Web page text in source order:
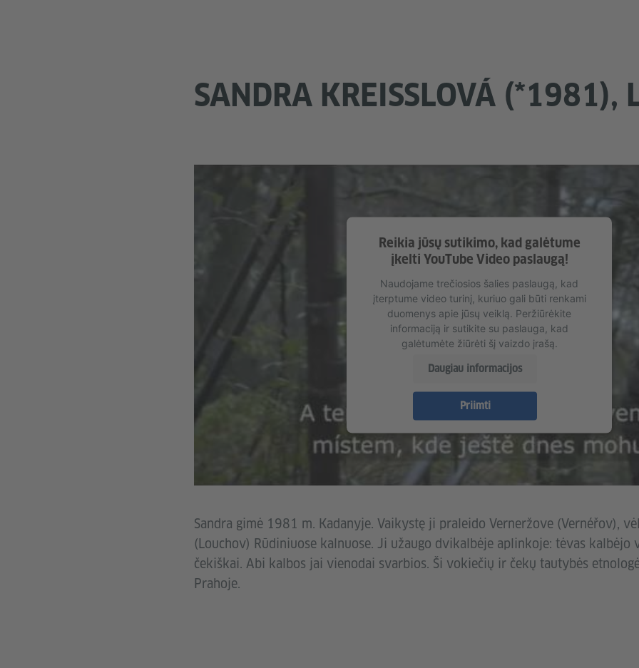
SANDRA KREISSLOVÁ (*1981),
Reikia jūsų sutikimo, kad galėtume
įkelti YouTube Video paslaugą!
Naudojame trečiosios šalies paslaugą, kad
įterptume video turinį, kuriuo gali būti renkami
duomenys apie jūsų veiklą. Peržiūrėkite
informaciją ir sutikite su paslauga, kad
galėtumėte žiūrėti šį vaizdo įrašą.
Daugiau informacijos
Priimti
Sandra gimė 1981 m. Kadanyje. Vaikystę ji praleido Verneržove (Vernéřov),
(Louchov) Rūdiniuose kalnuose. Ji užaugo dvikalbėje aplinkoje: tėvas kalbėjo
čekiškai. Abi kalbos jai vienodai svarbios. Ši vokiečių ir čekų tautybės
Prahoje.